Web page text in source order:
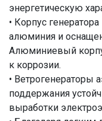
энергетическую
• Корпус
алюминия и
Алюминиевый
к коррозии.
• Ветрогенераторы
поддержания
выработки